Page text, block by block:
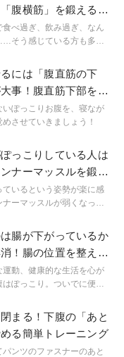
腹横筋」を鍛えるヨ
べ過ぎ、飲み過ぎ、なん
そう感じている方も多い
ズを2つご紹介します。
には「腹直筋の下
事！腹直筋下部を鍛
ぽっこりお腹を、寝なが
させていきましょう！
っこりしている人は
ナーマッスルを鍛え
いるという姿勢が楽に感
ーマッスルが弱くなって
ンナーマッスルトレーニン
腸が下がっているか
！腸の位置を整える
動、健康的な生活を心が
ぽっこり。ついでに便秘
な人に向けた、セルフケ
位置を整えて、外見も体の
まる！下腹の「あと
る簡単トレーニング
ンツのファスナーのあと